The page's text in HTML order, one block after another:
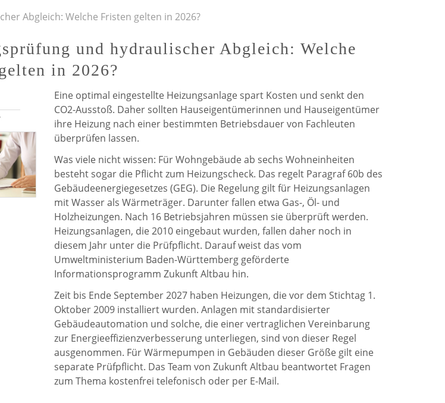
auf
auf
Abgleich: Welche Fristen gelten in 2026?
und hydraulischer Abgleich: Welche
in 2026?
Eine optimal eingestellte Heizungsanlage spart Kosten und senkt den
CO2-Ausstoß. Daher sollten Hauseigentümerinnen und Hauseigentümer
ihre Heizung nach einer bestimmten Betriebsdauer von Fachleuten
überprüfen lassen.
Was viele nicht wissen: Für Wohngebäude ab sechs Wohneinheiten
besteht sogar die Pflicht zum Heizungscheck. Das regelt Paragraf 60b des
Gebäudeenergiegesetzes (GEG). Die Regelung gilt für Heizungsanlagen
mit Wasser als Wärmeträger. Darunter fallen etwa Gas-, Öl- und
Holzheizungen. Nach 16 Betriebsjahren müssen sie überprüft werden.
Heizungsanlagen, die 2010 eingebaut wurden, fallen daher noch in
diesem Jahr unter die Prüfpflicht. Darauf weist das vom
Umweltministerium Baden-Württemberg geförderte
Informationsprogramm Zukunft Altbau hin.
Zeit bis Ende September 2027 haben Heizungen, die vor dem Stichtag 1.
Oktober 2009 installiert wurden. Anlagen mit standardisierter
Gebäudeautomation und solche, die einer vertraglichen Vereinbarung
zur Energieeffizienzverbesserung unterliegen, sind von dieser Regel
ausgenommen. Für Wärmepumpen in Gebäuden dieser Größe gilt eine
separate Prüfpflicht. Das Team von Zukunft Altbau beantwortet Fragen
zum Thema kostenfrei telefonisch oder per E-Mail.